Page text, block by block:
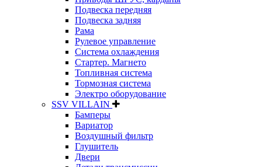
Подвеска передняя
Подвеска задняя
Рама
Рулевое управление
Система охлаждения
Стартер. Магнето
Топливная система
Тормозная система
Электро оборудование
SSV VILLAIN
Бамперы
Вариатор
Воздушный фильтр
Глушитель
Двери